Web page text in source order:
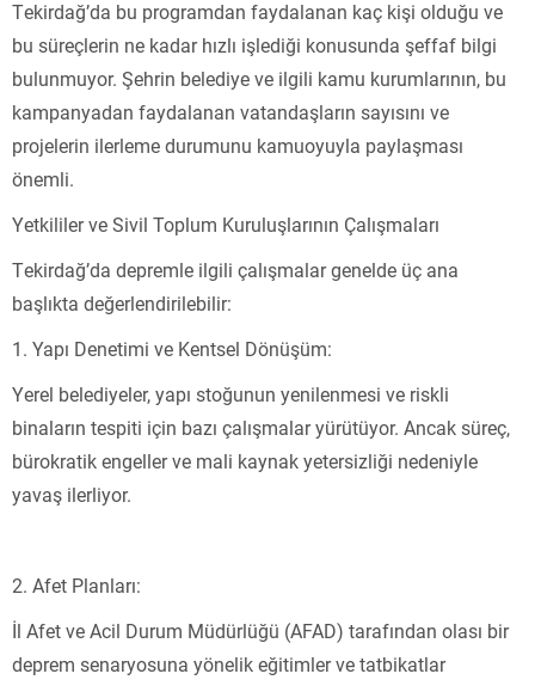
Tekirdağ’da bu programdan faydalanan kaç kişi olduğu ve
bu süreçlerin ne kadar hızlı işlediği konusunda şeffaf bilgi
bulunmuyor. Şehrin belediye ve ilgili kamu kurumlarının, bu
kampanyadan faydalanan vatandaşların sayısını ve
projelerin ilerleme durumunu kamuoyuyla paylaşması
önemli.
Yetkililer ve Sivil Toplum Kuruluşlarının Çalışmaları
Tekirdağ’da depremle ilgili çalışmalar genelde üç ana
başlıkta değerlendirilebilir:
1. Yapı Denetimi ve Kentsel Dönüşüm:
Yerel belediyeler, yapı stoğunun yenilenmesi ve riskli
binaların tespiti için bazı çalışmalar yürütüyor. Ancak süreç,
bürokratik engeller ve mali kaynak yetersizliği nedeniyle
yavaş ilerliyor.
2. Afet Planları:
İl Afet ve Acil Durum Müdürlüğü (AFAD) tarafından olası bir
deprem senaryosuna yönelik eğitimler ve tatbikatlar